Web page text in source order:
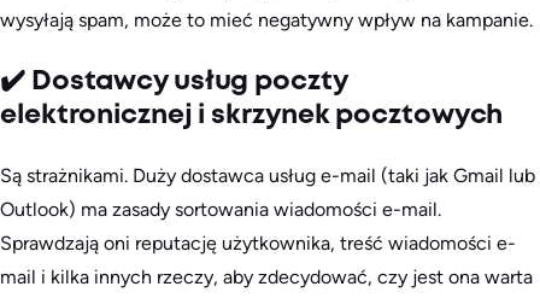
wysyłają spam, może to mieć negatywny wpływ na kampanie.
✔️ Dostawcy usług poczty
elektronicznej i skrzynek pocztowych
Są strażnikami. Duży dostawca usług e-mail (taki jak Gmail lub
Outlook) ma zasady sortowania wiadomości e-mail.
Sprawdzają oni reputację użytkownika, treść wiadomości e-
mail i kilka innych rzeczy, aby zdecydować, czy jest ona warta